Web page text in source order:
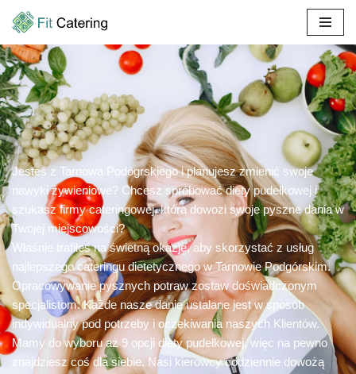
Przejdź
do
treści
Jesteś z Tarnowa Podógrskiego i planujesz zmienić swoje
nawyki żywieniowe? Chcesz spróbować diety pudełkowej i
szukasz firmy cateringowej, która dowozi swoje pyszne dania w
Twojej miejscowości?
Właśnie trafiłeś na świetną okazję, aby skorzystać z usług
najlepszego cateringu dietetycznego w Tarnowie Podgórskim.
Opracowywanie pysznych potraw zostaw doświadczonym
specjalistom. Każde nasze danie ustalane jest w sposób
indywidualny pod potrzeby i oczekiwania naszych Klientów.
Mamy do wyboru aż 9 opcji diety pudełkowej, więc na pewno
znajdziesz coś dla siebie. Nasi kierowcy codziennie dowożą